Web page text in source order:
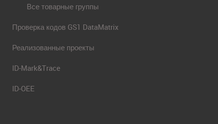
Все товарные группы
Проверка кодов GS1 DataMatrix
Реализованные проекты
ID-Mark&Trace
ID-OEE